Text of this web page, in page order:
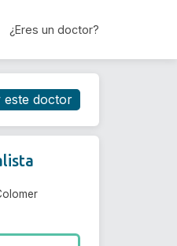
¿Eres un doctor?
Reservar cita
este doctor